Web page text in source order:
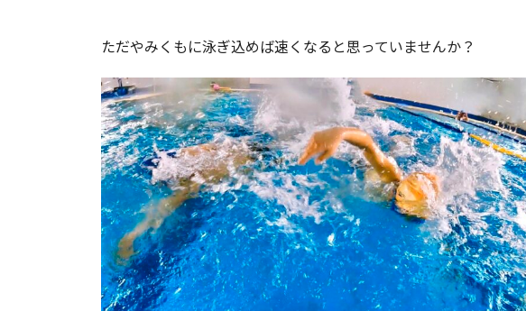
ただやみくもに泳ぎ込めば速くなると思っていませんか？